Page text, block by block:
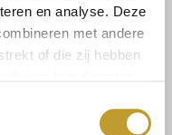
en analyse. Deze
met andere
of die zij hebben